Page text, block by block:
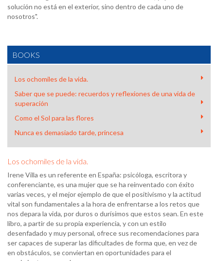
solución no está en el exterior, sino dentro de cada uno de
nosotros".
BOOKS
Los ochomiles de la vida.
Saber que se puede: recuerdos y reflexiones de una vida de
superación
Como el Sol para las flores
Nunca es demasiado tarde, princesa
Los ochomiles de la vida.
Irene Villa es un referente en España: psicóloga, escritora y
conferenciante, es una mujer que se ha reinventado con éxito
varias veces, y el mejor ejemplo de que el positivismo y la actitud
vital son fundamentales a la hora de enfrentarse a los retos que
nos depara la vida, por duros o durísimos que estos sean. En este
libro, a partir de su propia experiencia, y con un estilo
desenfadado y muy personal, ofrece sus recomendaciones para
ser capaces de superar las dificultades de forma que, en vez de
en obstáculos, se conviertan en oportunidades para el